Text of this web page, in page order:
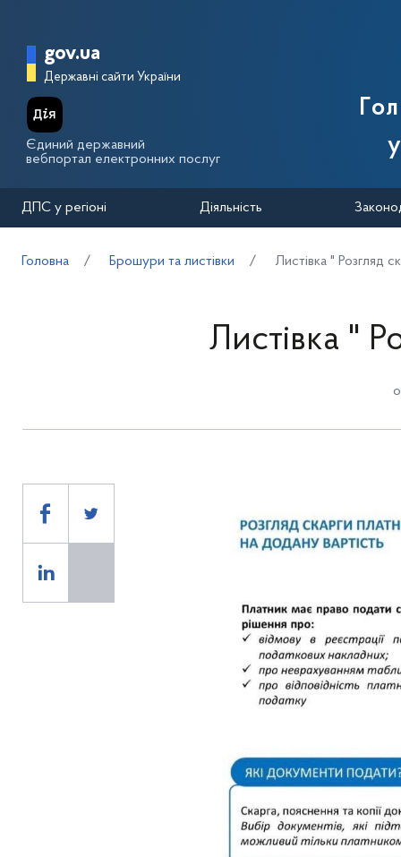
Головна сторінка Державної
gov.ua
Державні сайти України
Єдиний державний
вебпортал електронних послуг
ДПС у регіоні Діяльність
Головна Брошури та листівки Листівка " Розгляд
Листівка "